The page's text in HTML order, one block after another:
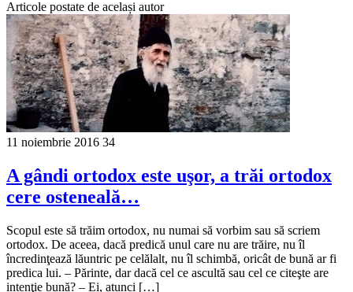
Articole postate de același autor
11 noiembrie 2016 34
A gândi ortodox este uşor, a trăi ortodox
cere osteneală…
Scopul este să trăim ortodox, nu numai să vorbim sau să scriem
ortodox. De aceea, dacă predică unul care nu are trăire, nu îl
încredinţează lăuntric pe celălalt, nu îl schimbă, oricât de bună ar fi
predica lui. – Părinte, dar dacă cel ce ascultă sau cel ce citeşte are
intenţie bună? – Ei, atunci […]